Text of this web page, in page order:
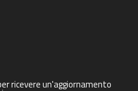
ricevere un'aggiornamento